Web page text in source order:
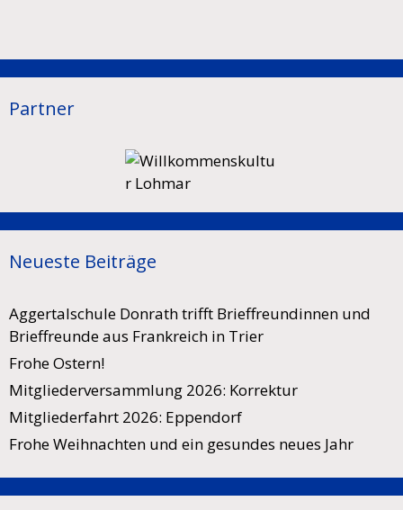
Partner
Neueste Beiträge
Aggertalschule Donrath trifft Brieffreundinnen und
Brieffreunde aus Frankreich in Trier
Frohe Ostern!
Mitgliederversammlung 2026: Korrektur
Mitgliederfahrt 2026: Eppendorf
Frohe Weihnachten und ein gesundes neues Jahr